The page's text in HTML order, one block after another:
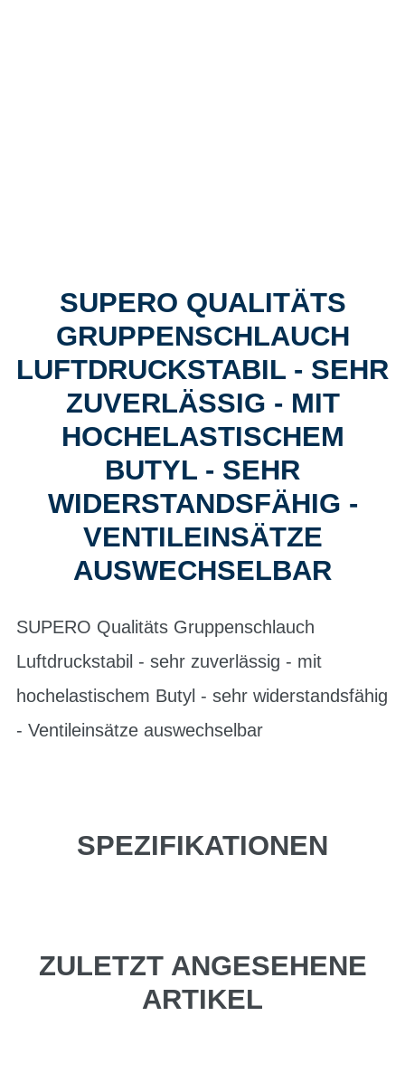
SUPERO QUALITÄTS
GRUPPENSCHLAUCH
LUFTDRUCKSTABIL - SEHR
ZUVERLÄSSIG - MIT
HOCHELASTISCHEM
BUTYL - SEHR
WIDERSTANDSFÄHIG -
VENTILEINSÄTZE
AUSWECHSELBAR
SUPERO Qualitäts Gruppenschlauch
Luftdruckstabil - sehr zuverlässig - mit
hochelastischem Butyl - sehr widerstandsfähig
- Ventileinsätze auswechselbar
SPEZIFIKATIONEN
ZULETZT ANGESEHENE
ARTIKEL